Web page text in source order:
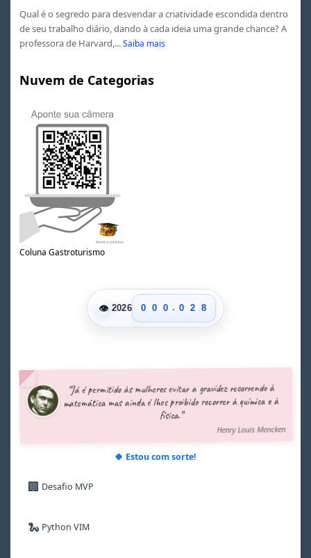
Qual é o segredo para desvendar a criatividade escondida dentro
de seu trabalho diário, dando à cada ideia uma grande chance? A
professora de Harvard,... Saiba mais
Nuvem de Categorias
Coluna Gastroturismo
👁 2026
0
1
6
7
0
1
6
7
0
1
6
7
8
. 0
1
6
7
8
1
2
3
8
9
7
8
9
“Já é permitido às mulheres evitar a gravidez recorrendo à
matemática mas ainda é lhes proibido recorrer à química e à
física.”
Henry Louis Mencken
🍀 Estou com sorte!
🏢 Desafio MVP
🐍 Python VIM